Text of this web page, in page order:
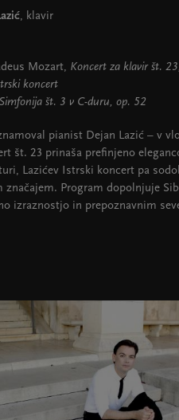
, klavir
Mozart, Koncert za klavir št.
koncert
Simfonija št. 3 v C-duru, op. 52
pianist Dejan Lazić – v
št. 23 prinaša prefinjeno
Lazićev Istrski koncert pa
značajem. Program dopolnjuje
izraznostjo in prepoznavnim